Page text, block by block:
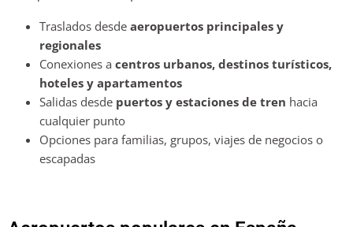
Traslados desde aeropuertos principales y
regionales
Conexiones a centros urbanos, destinos turísticos,
hoteles y apartamentos
Salidas desde puertos y estaciones de tren hacia
cualquier punto
Opciones para familias, grupos, viajes de negocios o
escapadas